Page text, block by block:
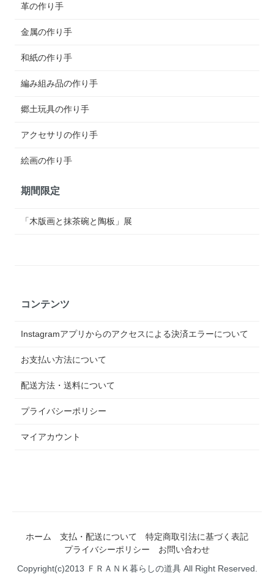
革の作り手
金属の作り手
和紙の作り手
編み組み品の作り手
郷土玩具の作り手
アクセサリの作り手
絵画の作り手
期間限定
「木版画と抹茶碗と陶板」展
コンテンツ
Instagramアプリからのアクセスによる決済エラーについて
お支払い方法について
配送方法・送料について
プライバシーポリシー
マイアカウント
ホーム 支払・配送について
特定商取引法に基づく表記
プライバシーポリシー
お問い合わせ
Copyright(c)2013 ＦＲＡＮＫ暮らしの道具 All Right Reserved.